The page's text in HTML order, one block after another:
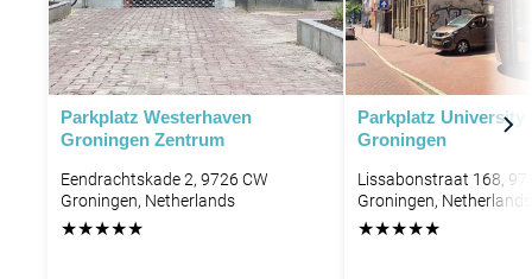
P
Parkplatz Westerhaven
Groningen Zentrum
Eendrachtskade 2, 9726 CW
Groningen, Netherlands
★★★★★
Parkplatz University
Groningen
Lissabonstraat 168,
Groningen, Netherlands
★★★★★